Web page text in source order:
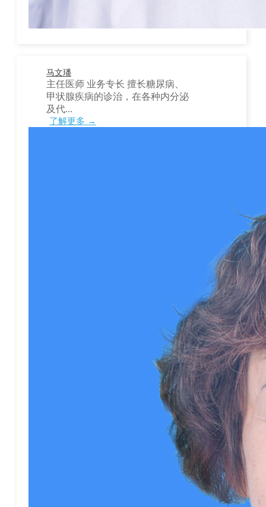
马文璠
主任医师 业务专长 擅长糖尿病、
甲状腺疾病的诊治，在各种内分泌
及代...
了解更多 →